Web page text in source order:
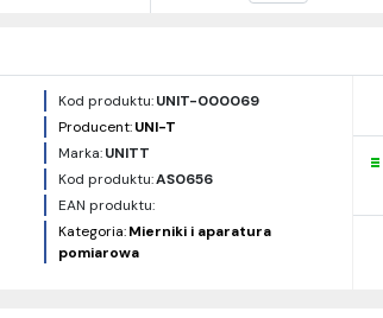
Kod produktu:UNIT-000069
Producent:UNI-T
Marka:UNITT
Kod produktu:AS0656
EAN produktu:
Kategoria:Mierniki i aparatura
pomiarowa